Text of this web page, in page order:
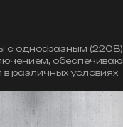
с однофазным (220В)
в различных условиях